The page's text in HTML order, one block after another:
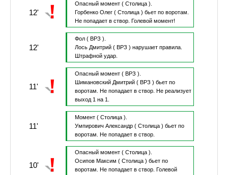
12'
Опасный момент ( Столица ).
Горбенко Олег( Столица ) бьет по воротам.
Не попадает в створ.
Голевой момент!
12'
Фол ( ВРЗ ).
Лось Дмитрий( ВРЗ ) нарушает правила.
Штрафной удар.
11'
Опасный момент ( ВРЗ ).
Шимановский Дмитрий( ВРЗ ) бьет по
воротам.
Не попадает в створ.
Не реализует
выход 1 на 1.
11'
Момент ( Столица ).
Умпирович Александр( Столица ) бьет по
воротам.
Не попадает в створ.
10'
Опасный момент ( Столица ).
Осипов Максим ( Столица ) бьет по
воротам.
Не попадает в створ.
Голевой